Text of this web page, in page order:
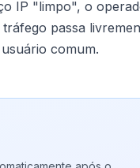
IP "limpo", o
passa
comum.